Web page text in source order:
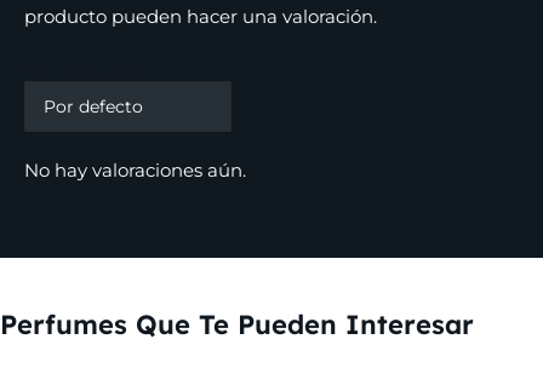
No hay valoraciones aún.
producto pueden hacer una valoración.
Perfumes Que Te Pueden Interesar